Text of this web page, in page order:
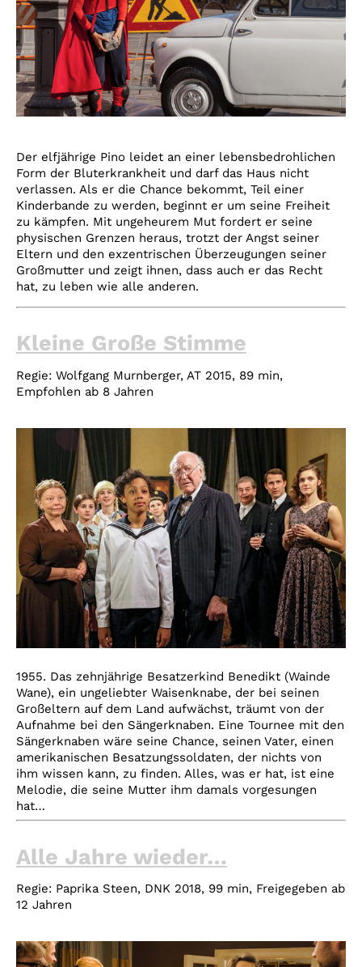
Der elfjährige Pino leidet an einer lebensbedrohlichen
Form der Bluterkrankheit und darf das Haus nicht
verlassen. Als er die Chance bekommt, Teil einer
Kinderbande zu werden, beginnt er um seine Freiheit
zu kämpfen. Mit ungeheurem Mut fordert er seine
physischen Grenzen heraus, trotzt der Angst seiner
Eltern und den exzentrischen Überzeugungen seiner
Großmutter und zeigt ihnen, dass auch er das Recht
hat, zu leben wie alle anderen.
Kleine Große Stimme
Regie: Wolfgang Murnberger, AT 2015, 89 min,
Empfohlen ab 8 Jahren
1955. Das zehnjährige Besatzerkind Benedikt (Wainde
Wane), ein ungeliebter Waisenknabe, der bei seinen
Großeltern auf dem Land aufwächst, träumt von der
Aufnahme bei den Sängerknaben. Eine Tournee mit den
Sängerknaben wäre seine Chance, seinen Vater, einen
amerikanischen Besatzungssoldaten, der nichts von
ihm wissen kann, zu finden. Alles, was er hat, ist eine
Melodie, die seine Mutter ihm damals vorgesungen
hat…
Alle Jahre wieder…
Regie: Paprika Steen, DNK 2018, 99 min, Freigegeben ab
12 Jahren